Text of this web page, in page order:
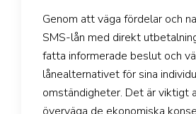
Genom att väga fördelar och
SMS-lån med direkt
fatta informerade beslut och
lånealternativet för sina
omständigheter. Det är viktigt